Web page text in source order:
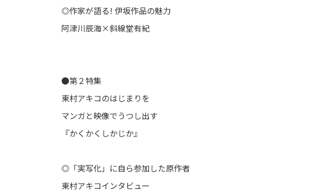
◎作家が語る! 伊坂作品の魅力
阿津川辰海×斜線堂有紀
●第２特集
東村アキコのはじまりを
マンガと映像でうつし出す
『かくかくしかじか』
◎「実写化」に自ら参加した原作者
東村アキコインタビュー